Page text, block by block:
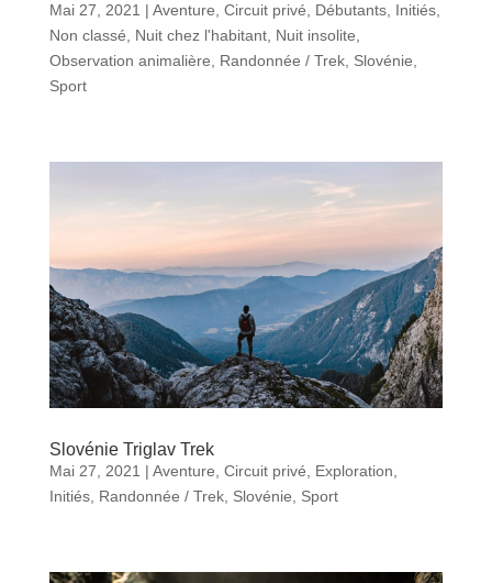
Mai 27, 2021 | Aventure Circuit privé Débutants, Initiés,
Non classé
Nuit chez l'habitant, Nuit insolite
Observation animalière
Randonnée / Trek, Slovénie
Sport
Slovénie Triglav Trek
Mai 27, 2021 | Aventure Circuit privé Exploration
Initiés, Randonnée / Trek, Slovénie Sport